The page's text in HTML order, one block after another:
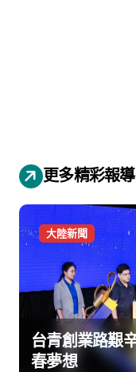
更多精彩報導
大陸新聞
台青創業路艱
春夢想